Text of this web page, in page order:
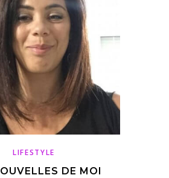
LIFESTYLE
DE MOI